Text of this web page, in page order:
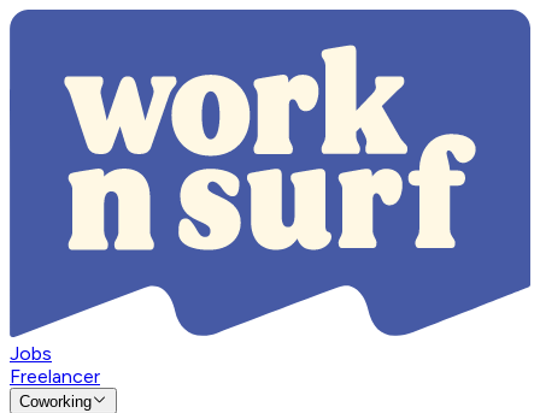
Jobs
Freelancer
Coworking